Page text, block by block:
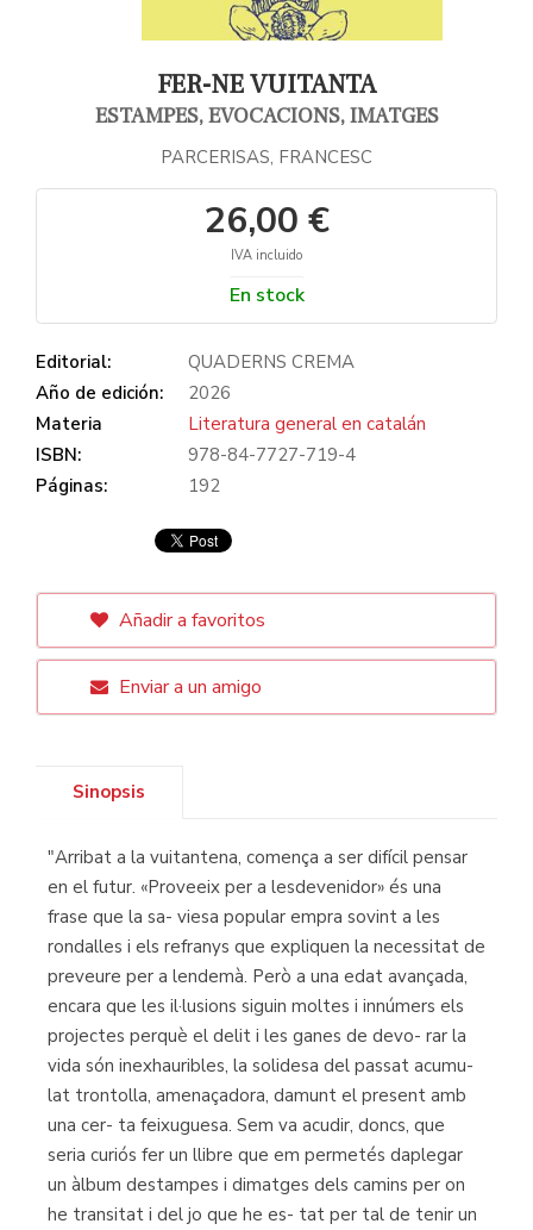
FER-NE VUITANTA
ESTAMPES, EVOCACIONS, IMATGES
PARCERISAS, FRANCESC
26,00 €
IVA incluido
En stock
Editorial:
QUADERNS CREMA
Año de edición:
2026
Materia
Literatura general en catalán
ISBN:
978-84-7727-719-4
Páginas:
192
Añadir a favoritos
Enviar a un amigo
Sinopsis
"Arribat a la vuitantena, comença a ser difícil pensar
en el futur. «Proveeix per a lesdevenidor» és una
frase que la sa- viesa popular empra sovint a les
rondalles i els refranys que expliquen la necessitat de
preveure per a lendemà. Però a una edat avançada,
encara que les il·lusions siguin moltes i innúmers els
projectes perquè el delit i les ganes de devo- rar la
vida són inexhauribles, la solidesa del passat acumu-
lat trontolla, amenaçadora, damunt el present amb
una cer- ta feixuguesa. Sem va acudir, doncs, que
seria curiós fer un llibre que em permetés daplegar
un àlbum destampes i dimatges dels camins per on
he transitat i del jo que he es- tat per tal de tenir un